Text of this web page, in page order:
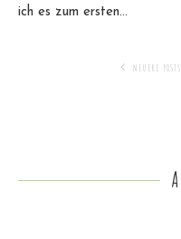
ich es zum ersten…
NEUERE POSTS